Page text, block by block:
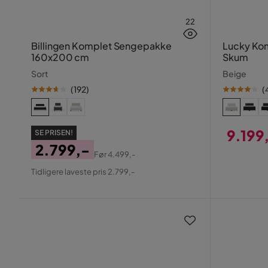
22
Billingen Komplet Sengepakke
160x200 cm
Sort
(192)
SE PRISEN!
Pris
2.799,-
Original
Før4.499,-
Tidligere laveste pris 2.799,-
Lucky
Skum
Beige
(